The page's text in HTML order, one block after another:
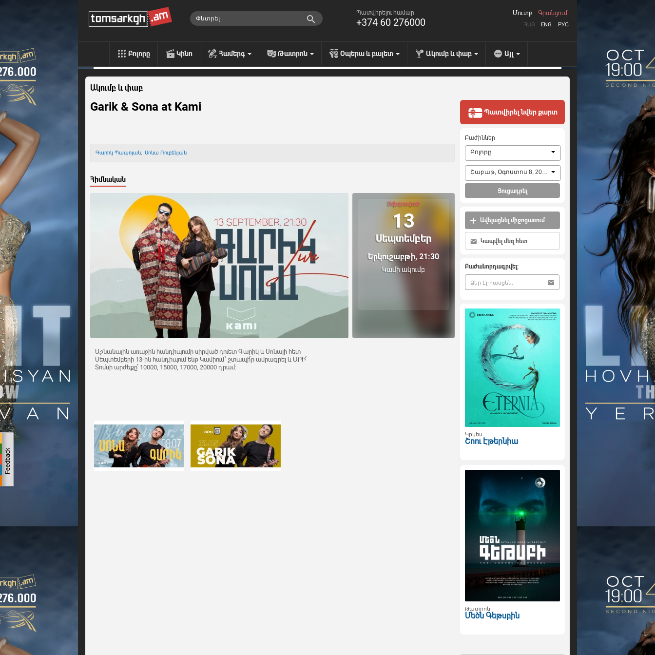
Պատվիրելու համար
+374 60 276000 ՀԱՅ ENG РУС
Մուտք Գրանցում
Բոլորը Կինո Համերգ Թատրոն Օպերա և բալետ Ակումբ և փաբ Այլ
Ակումբ և փաբ
Garik & Sona at Kami
Գարիկ Պապոյան, Սոնա Ռուբենյան
Հիմնական
Ավարտված
13
Սեպտեմբեր
Երկուշաբթի, 21:30
Կամի ակումբ
Աշնանային առաջին հանդիպումը սիրված դուետ Գարիկ և Սոնայի հետ
Սեպտեմբերի 13-ին հանդիպում ենք Կամիում՝ շտապի՛ր ամրագրել և ԱՐԻ՛
Տոմսի արժեքը՝ 10000, 15000, 17000, 20000 դրամ:
Պատվիրել նվեր քարտ
Բաժիններ
Բոլորը
Շաբաթ, Օգոստոս 8, 2026
Ցուցադրել
Ավելացնել միջոցառում
Կապվել մեզ հետ
Բաժանորդագրվել:
Կրկես
Շոու Էթերնիա
Թատրոն
Մեծն Գեթսբին